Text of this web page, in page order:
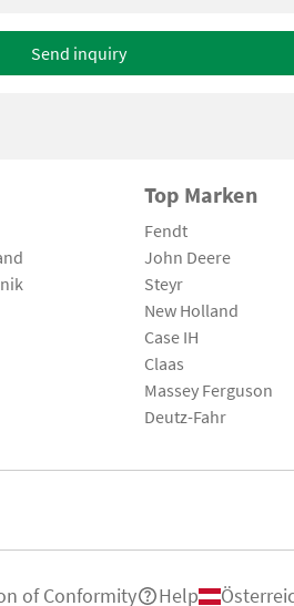
Send inquiry
Top Marken
Fendt
John Deere
Steyr
New Holland
Case IH
Claas
Massey Ferguson
Deutz-Fahr
of Conformity Help